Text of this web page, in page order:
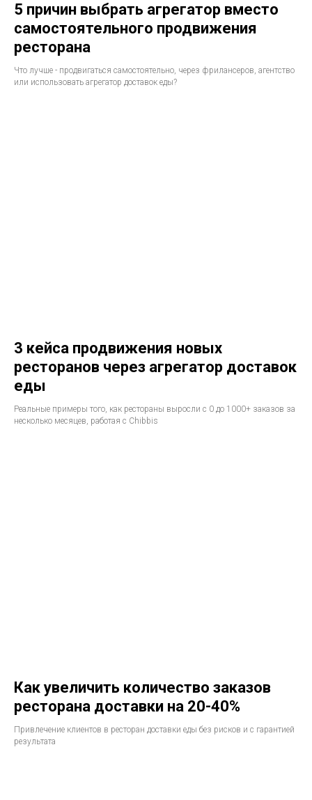
5 причин выбрать агрегатор вместо
самостоятельного продвижения
ресторана
Что лучше - продвигаться самостоятельно, через фрилансеров, агентство
или использовать агрегатор доставок еды?
3 кейса продвижения новых
ресторанов через агрегатор доставок
еды
Реальные примеры того, как рестораны выросли с 0 до 1000+ заказов за
несколько месяцев, работая с Chibbis
Как увеличить количество заказов
ресторана доставки на 20-40%
Привлечение клиентов в ресторан доставки еды без рисков и с гарантией
результата